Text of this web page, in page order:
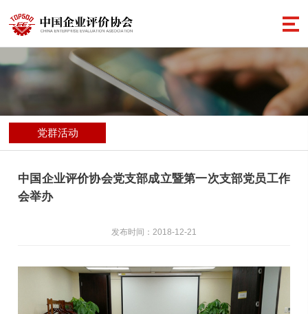
党群活动
中国企业评价协会党支部成立暨第一次支部党员工作
会举办
发布时间：2018-12-21